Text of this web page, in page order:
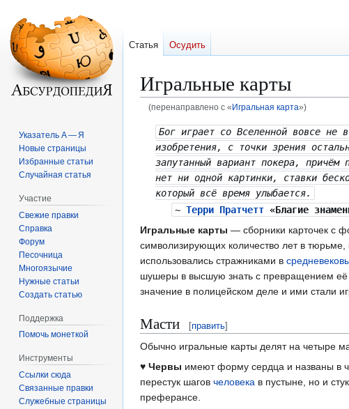
Игральные карты
(перенаправлено с « Игральная карта»)
Перейти
навигации
Перейти
поиску
Бог играет со Вселенной вовсе не в
изобретения, с точки зрения
запутанный вариант покера, причём
нет ни одной картинки, ставки
который всё время улыбается.
~ Терри Пратчетт«Благие
Игральные карты — сборники карточек с
символизирующих количество лет в
использовались стражниками в
шушеры в высшую знать с превращением её
значение в полицейском деле и ими стали
Масти [править]
Обычно игральные карты делят на четыре
♥️ Червы имеют форму сердца и названы в
перестук шагов человека в пустыне, но и
преферансе.
Статья Осудить
Указатель А — Я
Новые страницы
Избранные статьи
Случайная статья
Участие
Свежие правки
Справка
Форум
Песочница
Многоязычие
Нужные статьи
Создать статью
Поддержка
Помочь монеткой
Инструменты
Ссылки сюда
Связанные правки
Служебные страницы